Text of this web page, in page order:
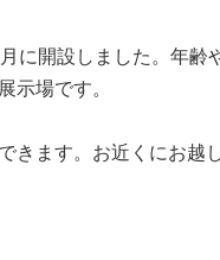
に開設しました。年齢
示場です。
きます。お近くにお越